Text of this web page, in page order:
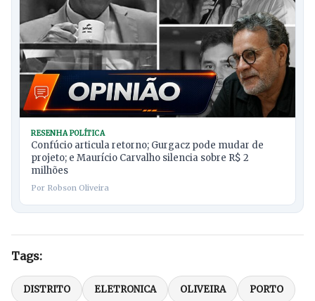
RESENHA POLÍTICA
Confúcio articula retorno; Gurgacz pode mudar de
projeto; e Maurício Carvalho silencia sobre R$ 2
milhões
Por Robson Oliveira
Tags:
DISTRITO ELETRONICA OLIVEIRA PORTO